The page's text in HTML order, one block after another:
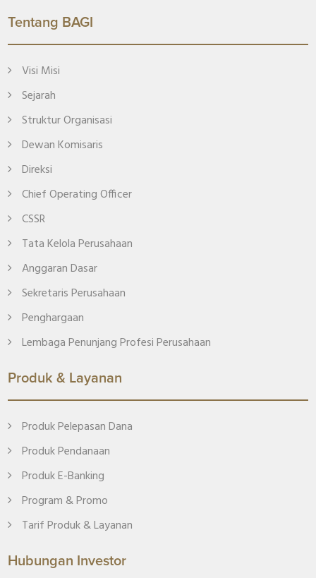
Tentang BAGI
Visi Misi
Sejarah
Struktur Organisasi
Dewan Komisaris
Direksi
Chief Operating Officer
CSSR
Tata Kelola Perusahaan
Anggaran Dasar
Sekretaris Perusahaan
Penghargaan
Lembaga Penunjang Profesi Perusahaan
Produk & Layanan
Produk Pelepasan Dana
Produk Pendanaan
Produk E-Banking
Program & Promo
Tarif Produk & Layanan
Hubungan Investor